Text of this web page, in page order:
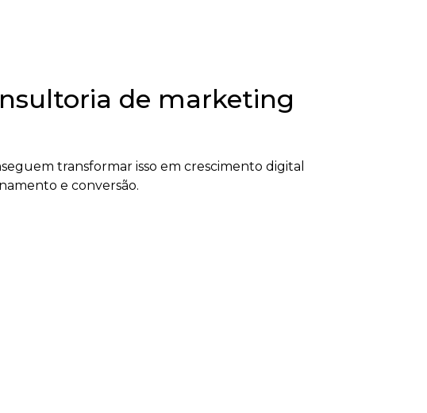
de marketing
transformar isso em crescimento digital
e conversão.